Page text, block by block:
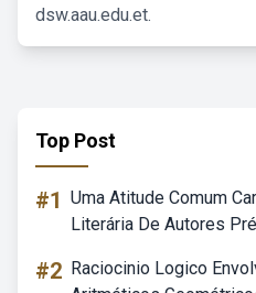
dsw.aau.edu.et.
Top Post
#1 Uma Atitude Comum
Literária De Autores
#2 Raciocinio Logico